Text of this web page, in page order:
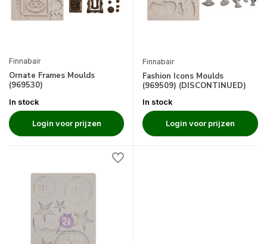
Finnabair
Ornate Frames Moulds
(969530)
In stock
Login voor prijzen
Finnabair
Fashion Icons Moulds
(969509) (DISCONTINUED)
In stock
Login voor prijzen